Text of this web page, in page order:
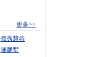
更多>>
领秀慧谷
澜馨墅